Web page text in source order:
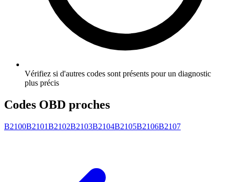
Vérifiez si d'autres codes sont présents pour un diagnostic
plus précis
Codes OBD proches
B2100B2101B2102B2103B2104B2105B2106B2107